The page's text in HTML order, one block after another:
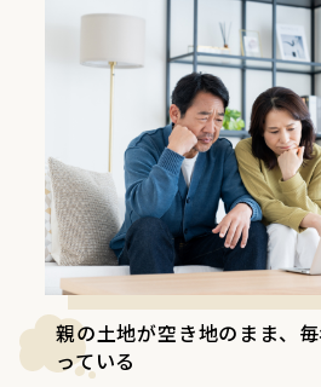
親の土地が空き地のまま、
っている